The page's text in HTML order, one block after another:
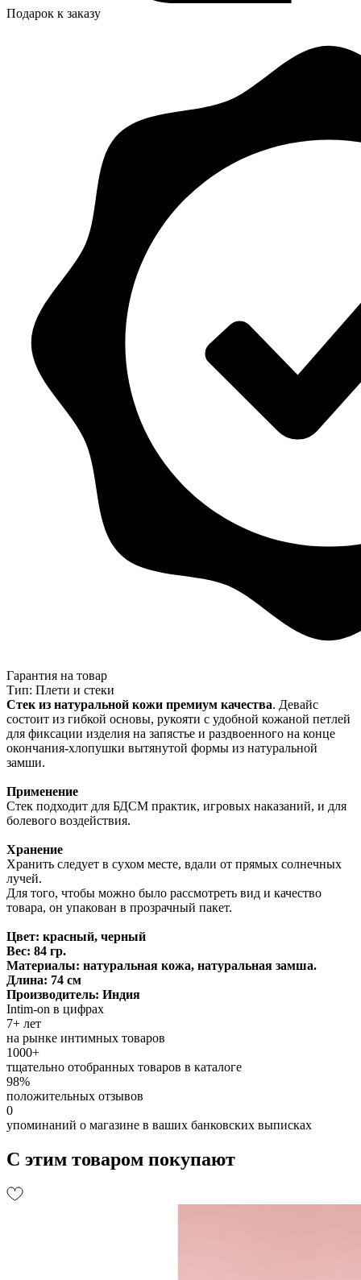
Подарок к заказу
Гарантия на товар
Тип: Плети и стеки
Стек из натуральной кожи премиум качества. Девайс
состоит из гибкой основы, рукояти с удобной кожаной петлей
для фиксации изделия на запястье и раздвоенного на конце
окончания-хлопушки вытянутой формы из натуральной
замши.
Применение
Стек подходит для БДСМ практик, игровых наказаний, и для
болевого воздействия.
Хранение
Хранить следует в сухом месте, вдали от прямых солнечных
лучей.
Для того, чтобы можно было рассмотреть вид и качество
товара, он упакован в прозрачный пакет.
Цвет: красный, черный
Вес: 84 гр.
Материалы: натуральная кожа, натуральная замша.
Длина: 74 см
Производитель: Индия
Intim-on в цифрах
7+ лет
на рынке интимных товаров
1000+
тщательно отобранных товаров в каталоге
98%
положительных отзывов
0
упоминаний о магазине в ваших банковских выписках
С этим товаром покупают